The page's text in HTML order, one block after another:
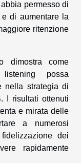
permesso di
di aumentare la
ritenzione
dimostra come
possa
nella strategia di
I risultati ottenuti
e mirata delle
a numerosi
dei
rapidamente